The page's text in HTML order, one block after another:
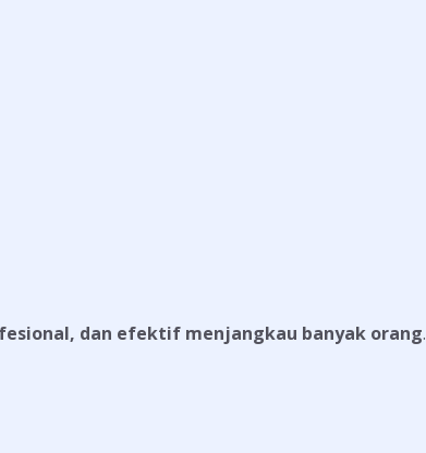
dan efektif menjangkau banyak orang.